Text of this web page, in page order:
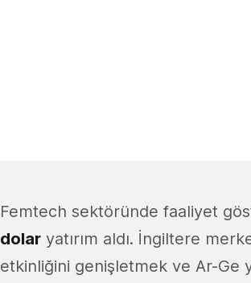
Femtech sektöründe faaliyet
dolar yatırım aldı. İngiltere
etkinliğini genişletmek ve Ar-Ge